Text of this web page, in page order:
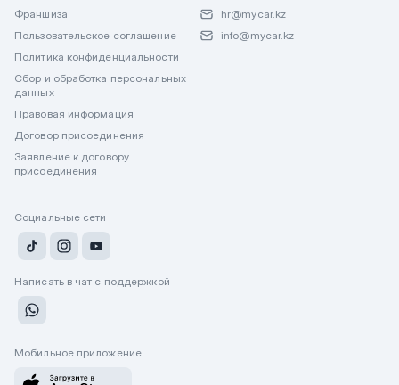
Франшиза
Пользовательское соглашение
Политика конфиденциальности
Сбор и обработка персональных
данных
Правовая информация
Договор присоединения
Заявление к договору
присоединения
hr@mycar.kz
info@mycar.kz
Социальные сети
Написать в чат с поддержкой
Мобильное приложение